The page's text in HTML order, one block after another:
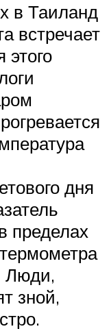
в Таиланд
встречает
этого
дня
пределах
Люди,
зной,